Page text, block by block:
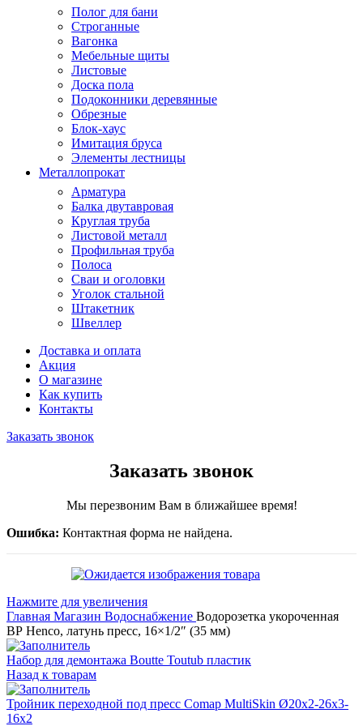
Полог для бани
Строганные
Вагонка
Мебельные щиты
Листовые
Доска пола
Подоконники деревянные
Обрезные
Блок-хаус
Имитация бруса
Элементы лестницы
Металлопрокат
Арматура
Балка двутавровая
Круглая труба
Листовой металл
Профильная труба
Полоса
Сваи и оголовки
Уголок стальной
Штакетник
Швеллер
Доставка и оплата
Акция
О магазине
Как купить
Контакты
Заказать звонок
Заказать звонок
Мы перезвоним Вам в ближайшее время!
Ошибка: Контактная форма не найдена.
Нажмите для увеличения
Главная Магазин Водоснабжение Водорозетка укороченная
ВР Henco, латунь пресс, 16×1/2″ (35 мм)
Набор для демонтажа Boutte Toutub пластик
Назад к товарам
Тройник переходной под пресс Comap MultiSkin Ø20x2-26x3-
16x2